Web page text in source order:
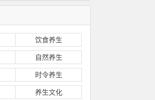
饮食养生
自然养生
时令养生
养生文化